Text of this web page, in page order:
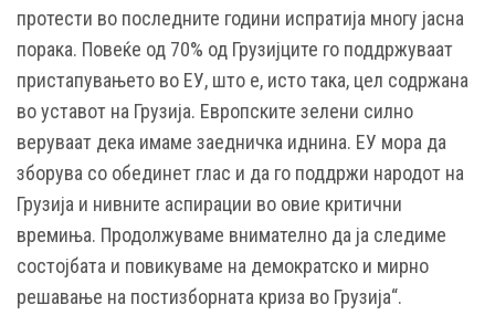
протести во последните години испратија многу јасна
порака. Повеќе од 70% од Грузијците го поддржуваат
пристапувањето во ЕУ, што е, исто така, цел содржана
во уставот на Грузија. Европските зелени силно
веруваат дека имаме заедничка иднина. ЕУ мора да
зборува со обединет глас и да го поддржи народот на
Грузија и нивните аспирации во овие критични
времиња. Продолжуваме внимателно да ја следиме
состојбата и повикуваме на демократско и мирно
решавање на постизборната криза во Грузија“.